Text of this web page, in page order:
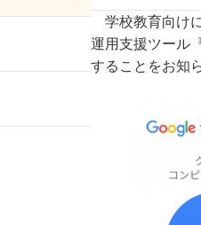
学校教育向け
運用支援ツール
することをお知